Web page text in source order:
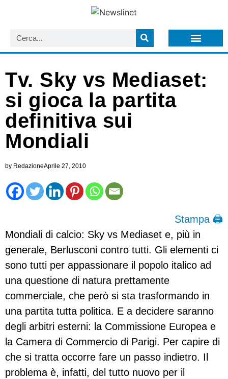
Tv. Sky vs Mediaset:
si gioca la partita
definitiva sui
Mondiali
by RedazioneAprile 27, 2010
Stampa 🖨
Mondiali di calcio: Sky vs Mediaset e, più in
generale, Berlusconi contro tutti. Gli elementi ci
sono tutti per appassionare il popolo italico ad
una questione di natura prettamente
commerciale, che però si sta trasformando in
una partita tutta politica. E a decidere saranno
degli arbitri esterni: la Commissione Europea e
la Camera di Commercio di Parigi. Per capire di
che si tratta occorre fare un passo indietro. Il
problema è, infatti, del tutto nuovo per il